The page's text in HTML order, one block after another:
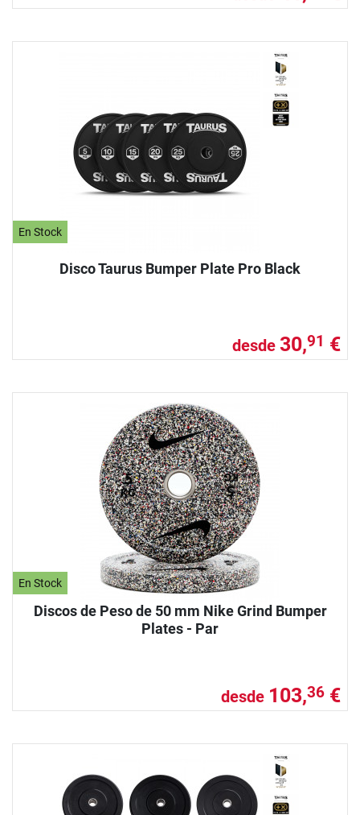
En Stock
Disco Taurus Bumper Plate Pro Black
desde 30,91 €
En Stock
Discos de Peso de 50 mm Nike Grind Bumper
Plates - Par
desde 103,36 €